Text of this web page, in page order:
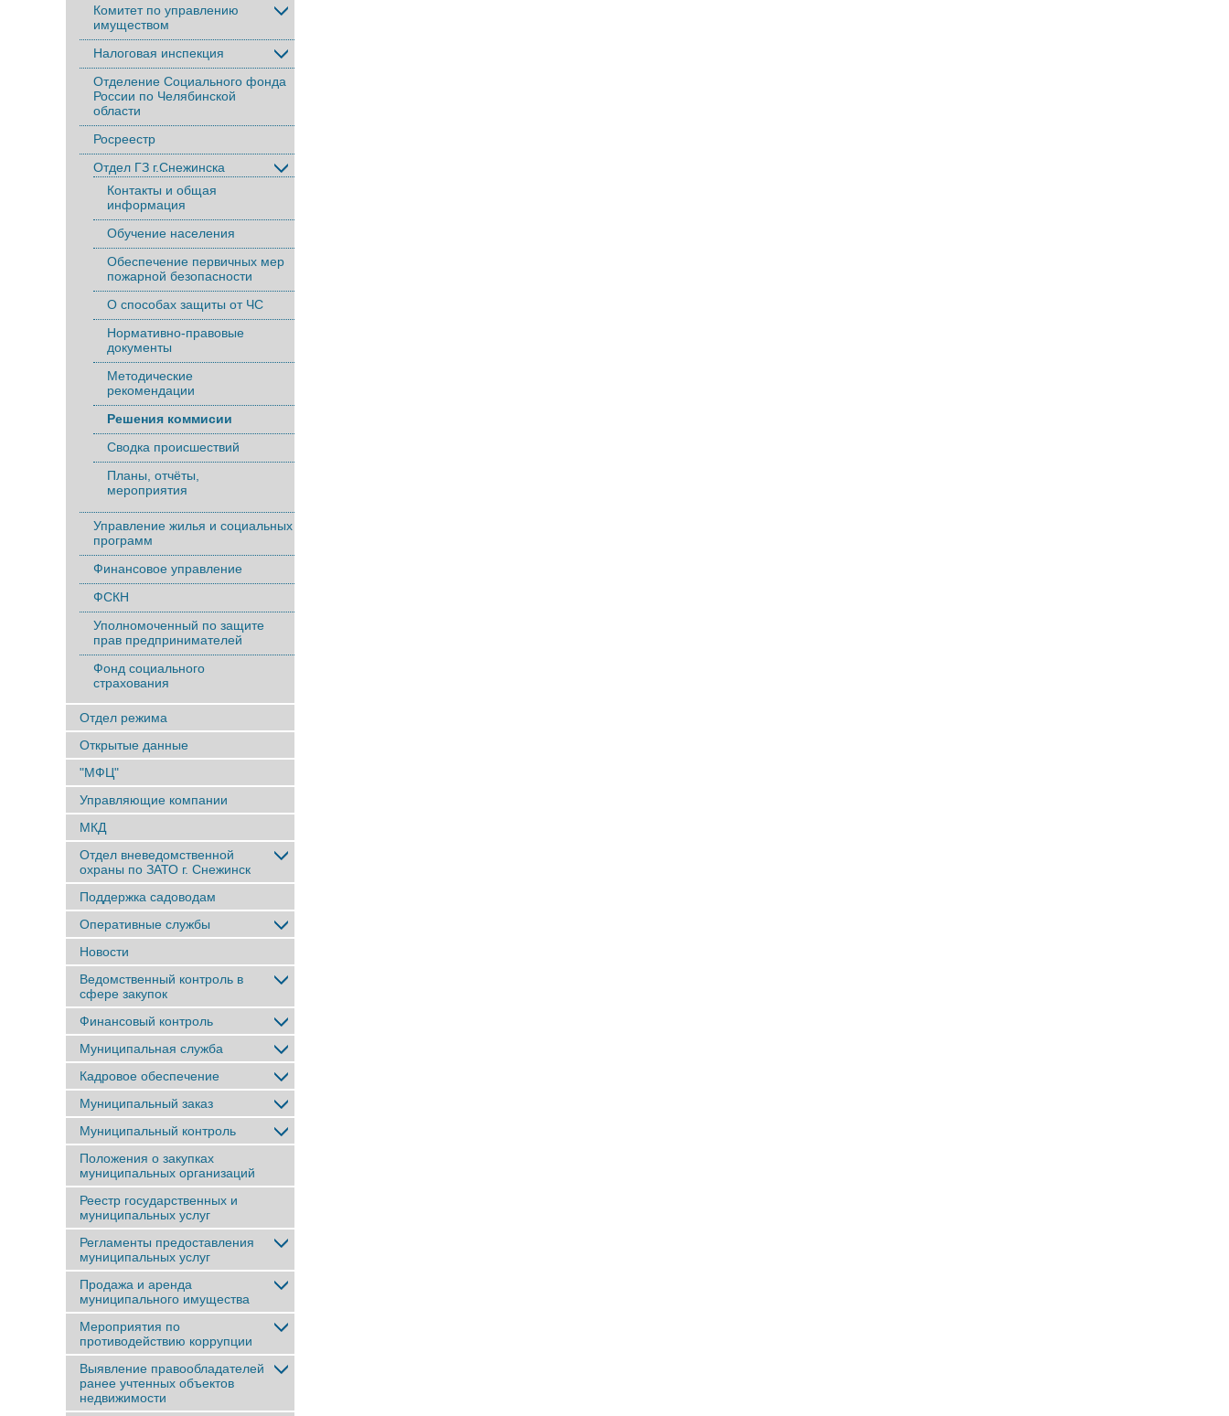
Комитет по управлению
имуществом
Налоговая инспекция
Отделение Социального фонда
России по Челябинской
области
Росреестр
Отдел ГЗ г.Снежинска
Контакты и общая
информация
Обучение населения
Обеспечение первичных мер
пожарной безопасности
О способах защиты от ЧС
Нормативно-правовые
документы
Методические
рекомендации
Решения коммисии
Сводка происшествий
Планы, отчёты,
мероприятия
Управление жилья и социальных
программ
Финансовое управление
ФСКН
Уполномоченный по защите
прав предпринимателей
Фонд социального
страхования
Отдел режима
Открытые данные
"МФЦ"
Управляющие компании
МКД
Отдел вневедомственной
охраны по ЗАТО г. Снежинск
Поддержка садоводам
Оперативные службы
Новости
Ведомственный контроль в
сфере закупок
Финансовый контроль
Муниципальная служба
Кадровое обеспечение
Муниципальный заказ
Муниципальный контроль
Положения о закупках
муниципальных организаций
Реестр государственных и
муниципальных услуг
Регламенты предоставления
муниципальных услуг
Продажа и аренда
муниципального имущества
Мероприятия по
противодействию коррупции
Выявление правообладателей
ранее учтенныx объектов
недвижимости